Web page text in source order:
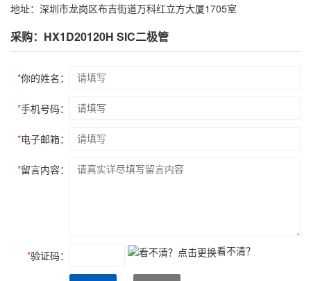
地址：深圳市龙岗区布吉街道万科红立方大厦1705室
采购：HX1D20120H SIC二极管
*你的姓名：
*手机号码：
*电子邮箱：
*留言内容：
*验证码： 看不清？